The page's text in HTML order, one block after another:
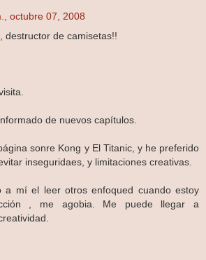
octubre 07, 2008
, destructor de camisetas!!
de nuevos capítulos.
sonre Kong y El Titanic, y he preferido
inseguridaes, y limitaciones creativas.
a mí el leer otros enfoqued cuando estoy
, me agobia. Me puede llegar a